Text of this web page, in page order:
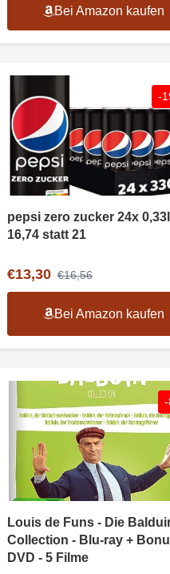
Bei Amazon kaufen
-
pepsi zero zucker 24x
16,74 statt 21
€13,30 €16,56
Bei Amazon kaufen
-
Louis de Funs - Die
Collection - Blu-ray +
DVD - 5 Filme